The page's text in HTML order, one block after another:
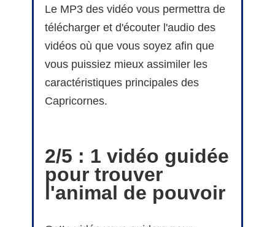
Le MP3 des vidéo vous permettra de
télécharger et d'écouter l'audio des
vidéos où que vous soyez afin que
vous puissiez mieux assimiler les
caractéristiques principales des
Capricornes.
2/5 : 1 vidéo guidée
pour trouver
l'animal de pouvoir